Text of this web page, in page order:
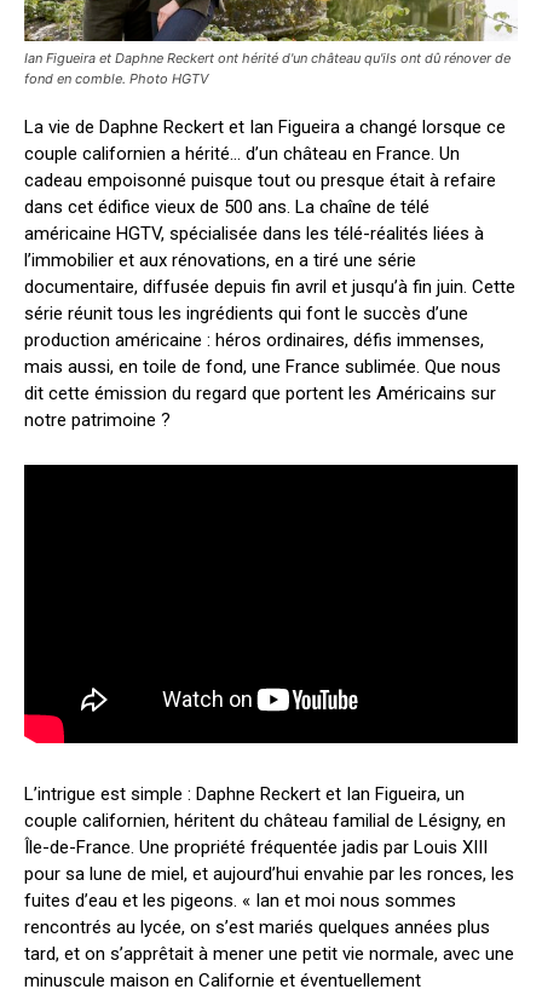
Ian Figueira et Daphne Reckert ont hérité d'un château qu'ils ont dû rénover de
fond en comble. Photo HGTV
La vie de Daphne Reckert et Ian Figueira a changé lorsque ce
couple californien a hérité… d’un château en France. Un
cadeau empoisonné puisque tout ou presque était à refaire
dans cet édifice vieux de 500 ans. La chaîne de télé
américaine HGTV, spécialisée dans les télé-réalités liées à
l’immobilier et aux rénovations, en a tiré une série
documentaire, diffusée depuis fin avril et jusqu’à fin juin. Cette
série réunit tous les ingrédients qui font le succès d’une
production américaine : héros ordinaires, défis immenses,
mais aussi, en toile de fond, une France sublimée. Que nous
dit cette émission du regard que portent les Américains sur
notre patrimoine ?
L’intrigue est simple : Daphne Reckert et Ian Figueira, un
couple californien, héritent du château familial de Lésigny, en
Île-de-France. Une propriété fréquentée jadis par Louis XIII
pour sa lune de miel, et aujourd’hui envahie par les ronces, les
fuites d’eau et les pigeons. « Ian et moi nous sommes
rencontrés au lycée, on s’est mariés quelques années plus
tard, et on s’apprêtait à mener une petit vie normale, avec une
minuscule maison en Californie et éventuellement